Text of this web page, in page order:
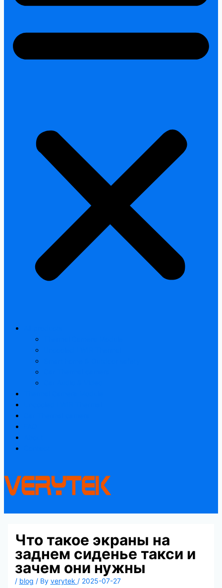
Что такое экраны на
заднем сиденье такси и
зачем они нужны
/ blog / By verytek / 2025-07-27